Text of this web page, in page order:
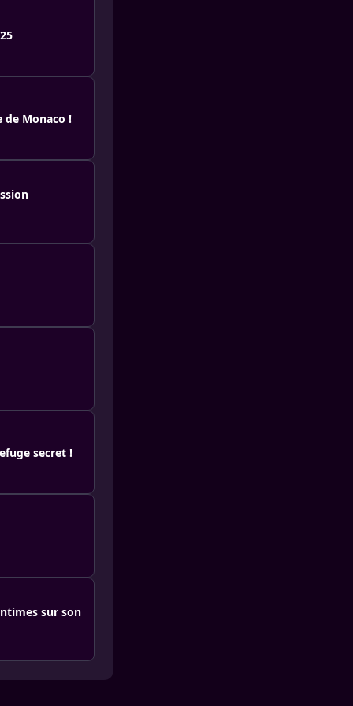
de Monaco !
secret !
sur son